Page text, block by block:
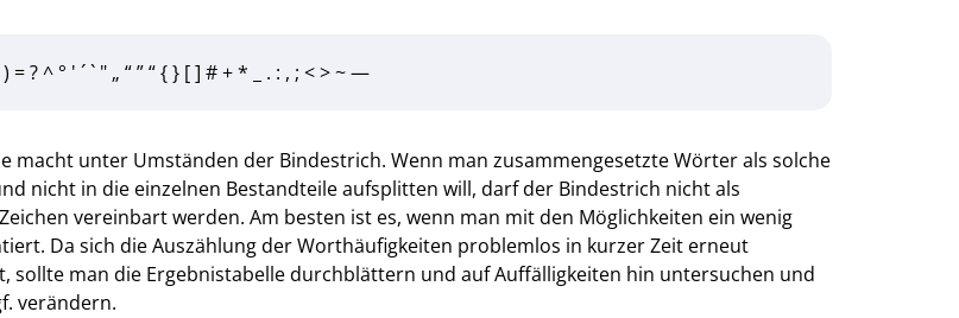
= ? ^ ° ' ´ ` " „ “ ” “ { } [ ] # + * _ . : , ; < > ~ —
macht unter Umständen der Bindestrich. Wenn man zusammengesetzte Wörter als solche
nicht in die einzelnen Bestandteile aufsplitten will, darf der Bindestrich nicht als
vereinbart werden. Am besten ist es, wenn man mit den Möglichkeiten ein wenig
Da sich die Auszählung der Worthäufigkeiten problemlos in kurzer Zeit erneut
sollte man die Ergebnistabelle durchblättern und auf Auffälligkeiten hin untersuchen und
verändern.